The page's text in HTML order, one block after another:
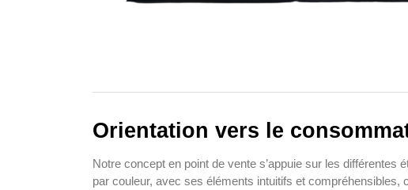
Orientation vers le
Notre concept en point de vente s’appuie sur les
par couleur, avec ses éléments intuitifs et compréhensibles,